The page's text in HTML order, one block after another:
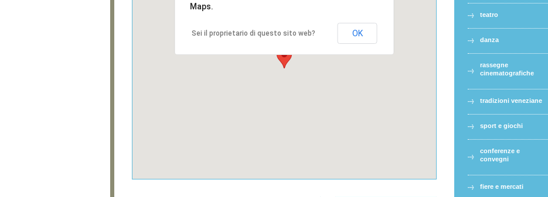
Maps.
Sei il proprietario di questo sito web? OK
teatro
danza
rassegne
cinematografiche
tradizioni veneziane
sport e giochi
conferenze e
convegni
fiere e mercati